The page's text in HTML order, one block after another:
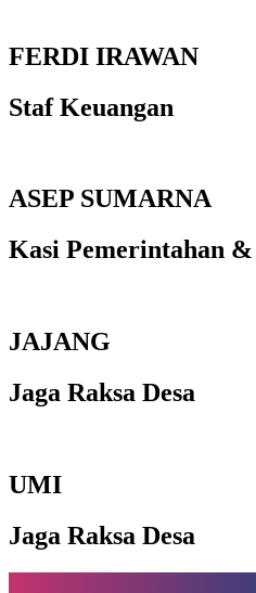
FERDI IRAWAN
Staf Keuangan
ASEP SUMARNA
Kasi Pemerintahan
JAJANG
Jaga Raksa Desa
UMI
Jaga Raksa Desa